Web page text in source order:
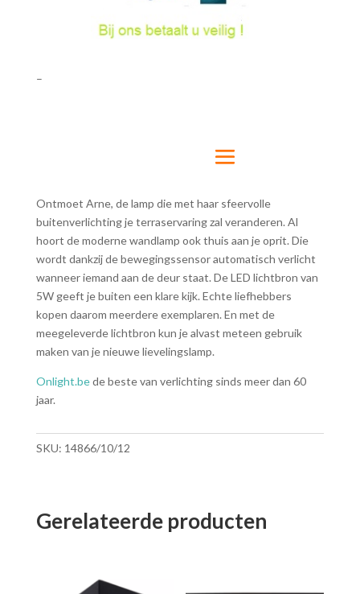
–
Ontmoet Arne, de lamp die met haar sfeervolle
buitenverlichting je terraservaring zal veranderen. Al
hoort de moderne wandlamp ook thuis aan je oprit. Die
wordt dankzij de bewegingssensor automatisch verlicht
wanneer iemand aan de deur staat. De LED lichtbron van
5W geeft je buiten een klare kijk. Echte liefhebbers
kopen daarom meerdere exemplaren. En met de
meegeleverde lichtbron kun je alvast meteen gebruik
maken van je nieuwe lievelingslamp.
Onlight.bede beste van verlichting sinds meer dan 60
jaar.
SKU: 14866/10/12
Gerelateerde producten